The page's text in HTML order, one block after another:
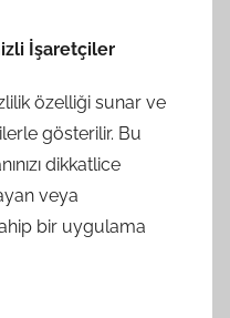
İşaretçiler
özelliği sunar ve
gösterilir. Bu
dikkatlice
veya
bir uygulama